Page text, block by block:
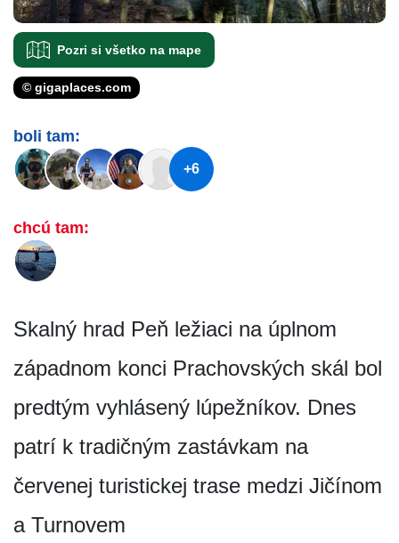
Pozri si všetko na mape
© gigaplaces.com
boli tam:
+6
chcú tam:
Skalný hrad Peň ležiaci na úplnom
západnom konci Prachovských skál bol
predtým vyhlásený lúpežníkov. Dnes
patrí k tradičným zastávkam na
červenej turistickej trase medzi Jičínom
a Turnovem